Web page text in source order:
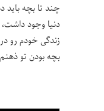
چند تا بچه باید
دنیا وجود
زندگی خودم رو
بچه بودن تو